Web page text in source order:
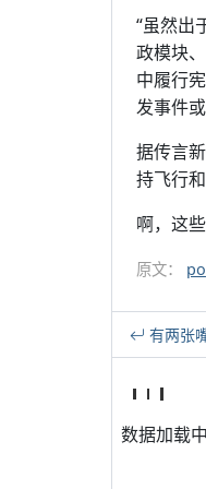
“虽然出
政模块
中履行
发事件
据传言
持飞行
啊，这
原文：
有两张
数据加载